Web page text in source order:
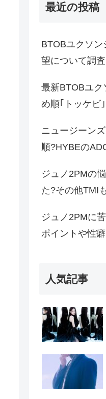
最近の投稿
BTOBユクソ
望について調
最新BTOBユク
め順｢トッケビ
ニュージーン
順?HYBEの
ジュノ2PMの
た?その他TMIも
ジュノ2PMに
ポイントや性
人気記事